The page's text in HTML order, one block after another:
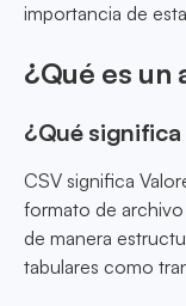
importancia de
¿Qué es un
¿Qué significa
CSV significa
formato de
de manera
tabulares como